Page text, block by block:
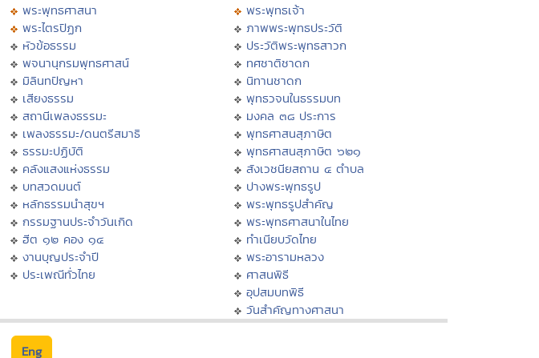
พระพุทธศาสนา
พระไตรปิฏก
หัวข้อธรรม
พจนานุกรมพุทธศาสน์
มิลินทปัญหา
เสียงธรรม
สถานีเพลงธรรมะ
เพลงธรรมะ/ดนตรีสมาธิ
ธรรมะปฏิบัติ
คลังแสงแห่งธรรม
บทสวดมนต์
หลักธรรมนำสุขฯ
กรรมฐานประจำวันเกิด
ฮีต ๑๒ คอง ๑๔
งานบุญประจำปี
ประเพณีทั่วไทย
พระพุทธเจ้า
ภาพพระพุทธประวัติ
ประวัติพระพุทธสาวก
ทศชาติชาดก
นิทานชาดก
พุทธวจนในธรรมบท
มงคล ๓๘ ประการ
พุทธศาสนสุภาษิต
พุทธศาสนสุภาษิต ๖๒๑
สังเวชนียสถาน ๔ ตำบล
ปางพระพุทธรูป
พระพุทธรูปสำคัญ
พระพุทธศาสนาในไทย
ทำเนียบวัดไทย
พระอารามหลวง
ศาสนพิธี
อุปสมบทพิธี
วันสำคัญทางศาสนา
Eng